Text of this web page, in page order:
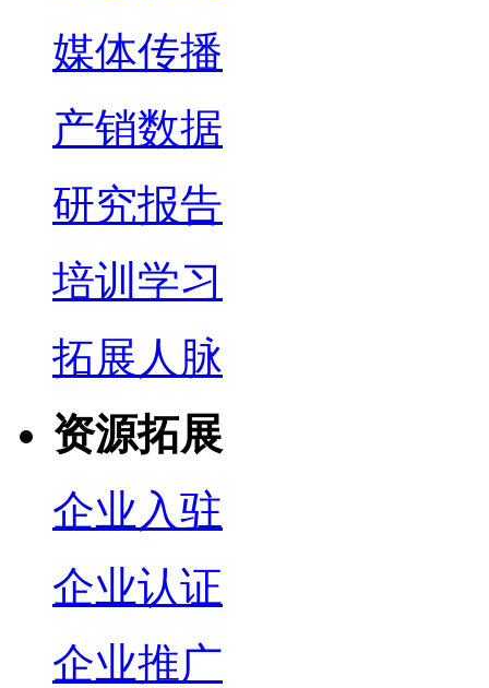
媒体传播
产销数据
研究报告
培训学习
拓展人脉
资源拓展
企业入驻
企业认证
企业推广